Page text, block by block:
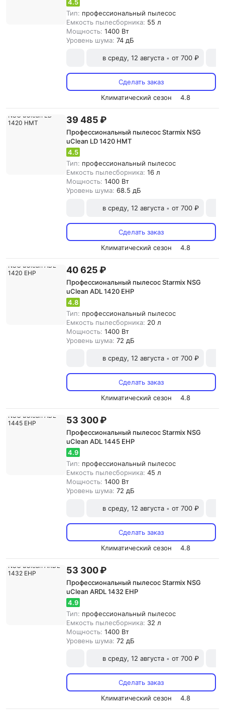
4.5
Тип: профессиональный пылесос
Емкость пылесборника: 55 л
Мощность: 1400 Вт
Уровень шума: 74 дБ
в среду, 12 августа • от 700 ₽
Сделать заказ
Климатический сезон
4.8
39 485 ₽
Профессиональный пылесос Starmix NSG
uClean LD 1420 HMT
4.5
Тип: профессиональный пылесос
Емкость пылесборника: 16 л
Мощность: 1400 Вт
Уровень шума: 68.5 дБ
в среду, 12 августа • от 700 ₽
Сделать заказ
Климатический сезон
4.8
40 625 ₽
Профессиональный пылесос Starmix NSG
uClean ADL 1420 EHP
4.8
Тип: профессиональный пылесос
Емкость пылесборника: 20 л
Мощность: 1400 Вт
Уровень шума: 72 дБ
в среду, 12 августа • от 700 ₽
Сделать заказ
Климатический сезон
4.8
53 300 ₽
Профессиональный пылесос Starmix NSG
uClean ADL 1445 EHP
4.9
Тип: профессиональный пылесос
Емкость пылесборника: 45 л
Мощность: 1400 Вт
Уровень шума: 72 дБ
в среду, 12 августа • от 700 ₽
Сделать заказ
Климатический сезон
4.8
53 300 ₽
Профессиональный пылесос Starmix NSG
uClean ARDL 1432 EHP
4.9
Тип: профессиональный пылесос
Емкость пылесборника: 32 л
Мощность: 1400 Вт
Уровень шума: 72 дБ
в среду, 12 августа • от 700 ₽
Сделать заказ
Климатический сезон
4.8